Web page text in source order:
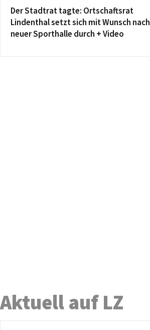
Der Stadtrat tagte: Ortschaftsrat
Lindenthal setzt sich mit Wunsch nach
neuer Sporthalle durch + Video
Aktuell auf LZ